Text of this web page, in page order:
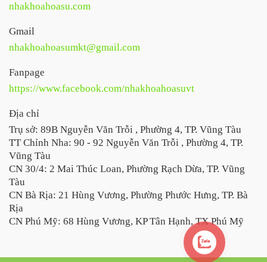
nhakhoahoasu.com
Gmail
nhakhoahoasumkt@gmail.com
Fanpage
https://www.facebook.com/nhakhoahoasuvt
Địa chỉ
Trụ sở: 89B Nguyễn Văn Trỗi , Phường 4, TP. Vũng Tàu
TT Chỉnh Nha: 90 - 92 Nguyễn Văn Trỗi , Phường 4, TP.
Vũng Tàu
CN 30/4: 2 Mai Thúc Loan, Phường Rạch Dừa, TP. Vũng
Tàu
CN Bà Rịa: 21 Hùng Vương, Phường Phước Hưng, TP. Bà
Rịa
CN Phú Mỹ: 68 Hùng Vương, KP Tân Hạnh, TX Phú Mỹ